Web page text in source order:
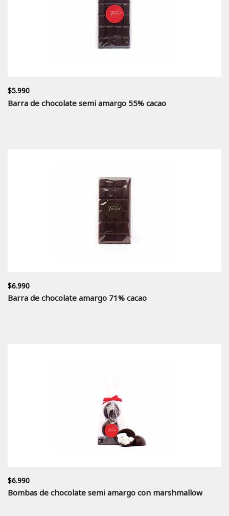
$5.990
Barra de chocolate semi amargo 55% cacao
$6.990
Barra de chocolate amargo 71% cacao
$6.990
Bombas de chocolate semi amargo con marshmallow